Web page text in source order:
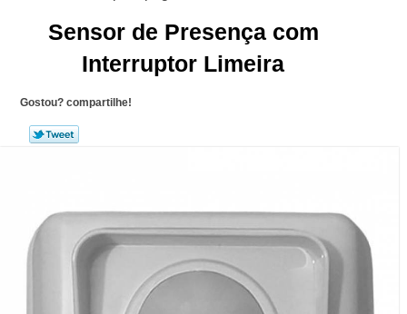
Sensor de Presença com
Interruptor Limeira
Gostou? compartilhe!